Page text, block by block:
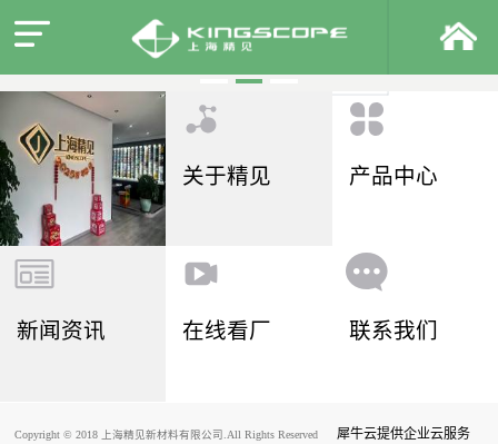
关于精见 产品中心
新闻资讯 在线看厂 联系我们
Copyright © 2018 上海精见新材料有限公司.All Rights Reserved 犀牛云提供企业云服务